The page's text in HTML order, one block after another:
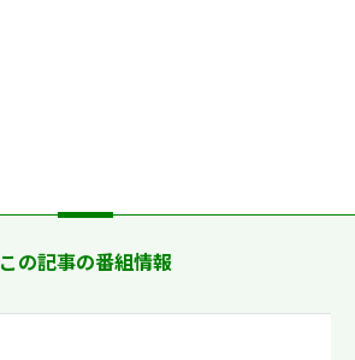
この記事の番組情報